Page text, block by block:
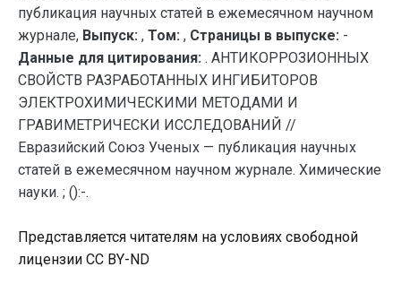
публикация научных статей в ежемесячном научном
журнале, Выпуск: , Том: , Страницы в выпуске: -
Данные для цитирования: . АНТИКОРРОЗИОННЫХ
СВОЙСТВ РАЗРАБОТАННЫХ ИНГИБИТОРОВ
ЭЛЕКТРОХИМИЧЕСКИМИ МЕТОДАМИ И
ГРАВИМЕТРИЧЕСКИ ИССЛЕДОВАНИЙ //
Евразийский Союз Ученых — публикация научных
статей в ежемесячном научном журнале. Химические
науки. ; ():-.
Представляется читателям на условиях свободной
лицензии CC BY-ND